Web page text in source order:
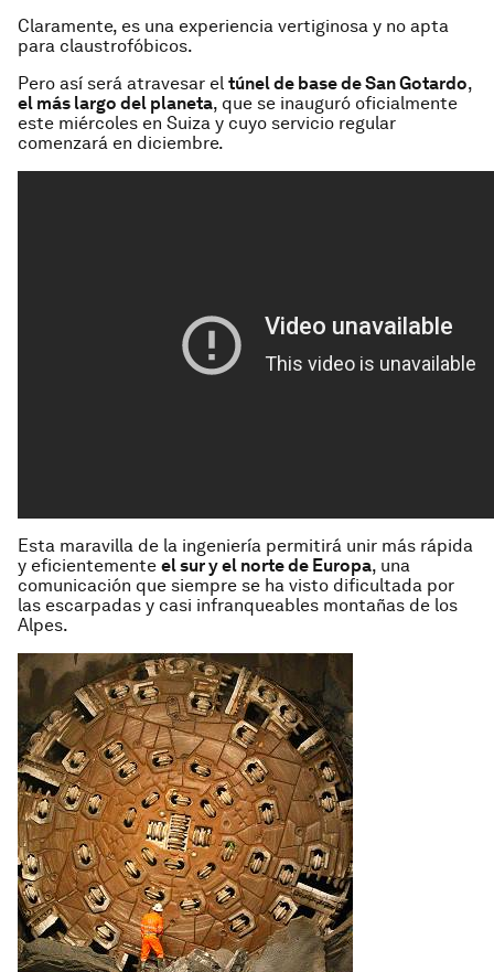
Claramente, es una experiencia vertiginosa y no apta
para claustrofóbicos.
Pero así será atravesar el túnel de base de San Gotardo,
el más largo del planeta, que se inauguró oficialmente
este miércoles en Suiza y cuyo servicio regular
comenzará en diciembre.
Esta maravilla de la ingeniería permitirá unir más rápida
y eficientemente el sur y el norte de Europa, una
comunicación que siempre se ha visto dificultada por
las escarpadas y casi infranqueables montañas de los
Alpes.